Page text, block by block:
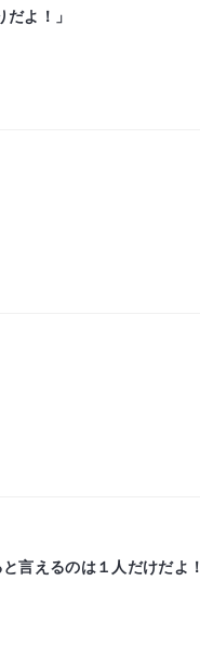
よ！」
言えるのは１人だけだよ！